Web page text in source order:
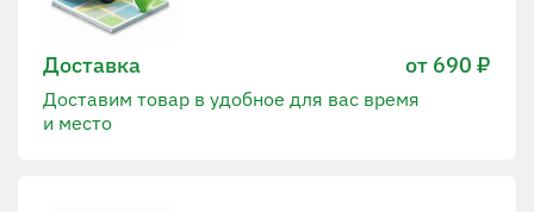
Доставка от 690 ₽
Доставим товар в удобное для вас время
и место